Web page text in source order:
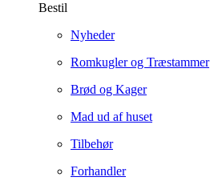
Bestil
Nyheder
Romkugler og Træstammer
Brød og Kager
Mad ud af huset
Tilbehør
Forhandler